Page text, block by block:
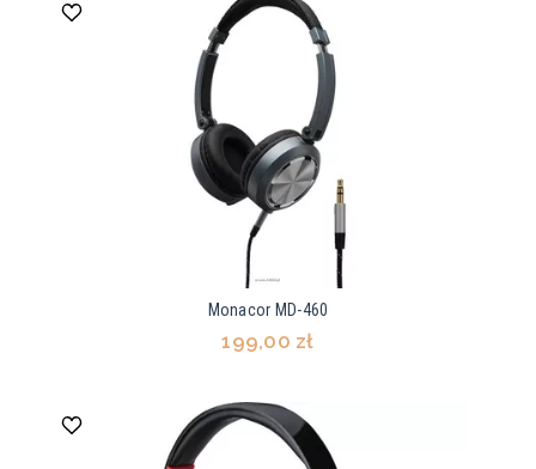
Monacor MD-460
199,00 zł